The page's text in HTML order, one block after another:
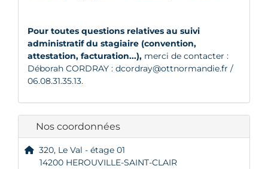
Pour toutes questions relatives au suivi
administratif du stagiaire (convention,
attestation, facturation...), merci de contacter :
Déborah CORDRAY : dcordray@ottnormandie.fr /
06.08.31.35.13.
Nos coordonnées
320, Le Val - étage 01
14200 HEROUVILLE-SAINT-CLAIR